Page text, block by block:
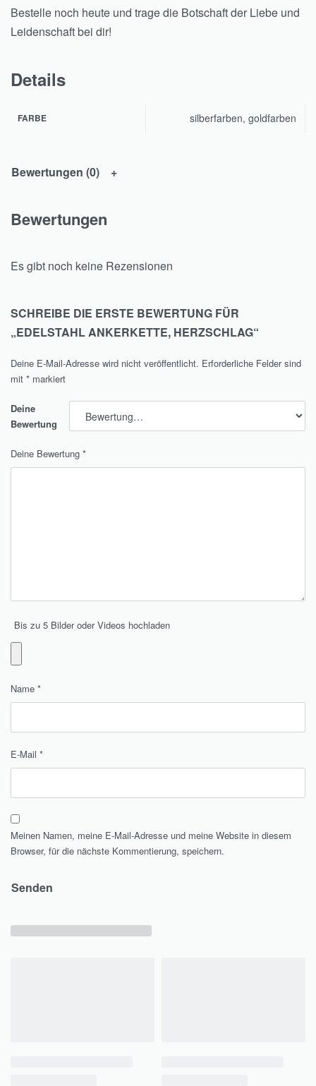
Bestelle noch heute und trage die Botschaft der Liebe und
Leidenschaft bei dir!
Details
FARBE silberfarben, goldfarben
Bewertungen (0)
Bewertungen
Es gibt noch keine Rezensionen
SCHREIBE DIE ERSTE BEWERTUNG FÜR
„EDELSTAHL ANKERKETTE, HERZSCHLAG“
Deine E-Mail-Adresse wird nicht veröffentlicht. Erforderliche Felder sind
mit * markiert
Deine
Bewertung
Deine Bewertung *
Bis zu 5 Bilder oder Videos hochladen
Name *
E-Mail *
Meinen Namen, meine E-Mail-Adresse und meine Website in diesem
Browser, für die nächste Kommentierung, speichern.